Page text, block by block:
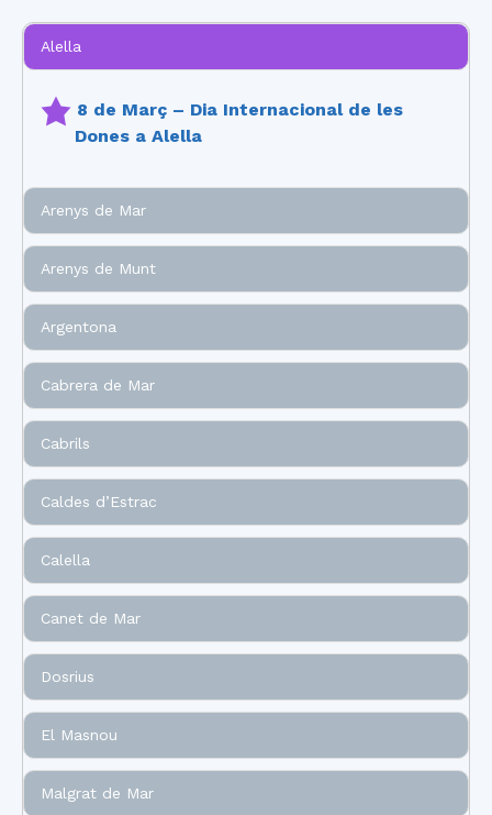
Alella
8 de Març – Dia Internacional de les
Dones a Alella
Arenys de Mar
Arenys de Munt
Argentona
Cabrera de Mar
Cabrils
Caldes d’Estrac
Calella
Canet de Mar
Dosrius
El Masnou
Malgrat de Mar